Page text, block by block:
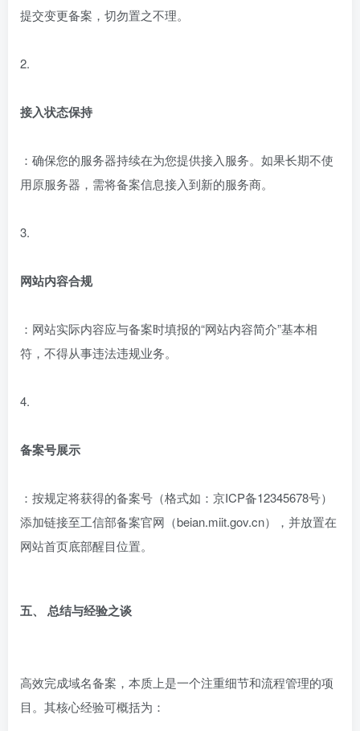
提交变更备案，切勿置之不理。
2.
接入状态保持
：确保您的服务器持续在为您提供接入服务。如果长期不使
用原服务器，需将备案信息接入到新的服务商。
3.
网站内容合规
：网站实际内容应与备案时填报的“网站内容简介”基本相
符，不得从事违法违规业务。
4.
备案号展示
：按规定将获得的备案号（格式如：京ICP备12345678号）
添加链接至工信部备案官网（beian.miit.gov.cn），并放置在
网站首页底部醒目位置。
五、 总结与经验之谈
高效完成域名备案，本质上是一个注重细节和流程管理的项
目。其核心经验可概括为：